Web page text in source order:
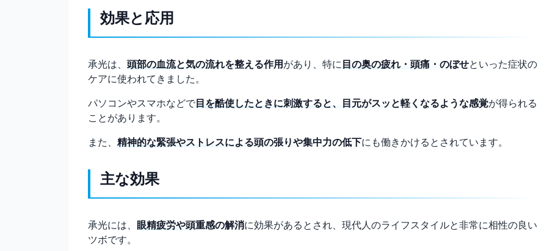
効果と応用
承光は、 頭部の血流と気の流れを整える作用 があり、特に目の奥の疲れ・頭痛・のぼせといった症状の
ケアに使われてきました。
パソコンやスマホなどで目を酷使したときに刺激すると、目元がスッと軽くなるような感覚が得られる
ことがあります。
また、 精神的な緊張やストレスによる頭の張りや集中力の低下にも働きかけるとされています。
主な効果
承光には、 眼精疲労や頭重感の解消に効果があるとされ、現代人のライフスタイルと非常に相性の良い
ツボです。